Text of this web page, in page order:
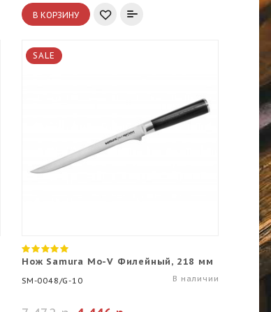
В КОРЗИНУ
SALE
Нож Samura Mo-V Филейный, 218 мм
SM-0048/G-10 В наличии